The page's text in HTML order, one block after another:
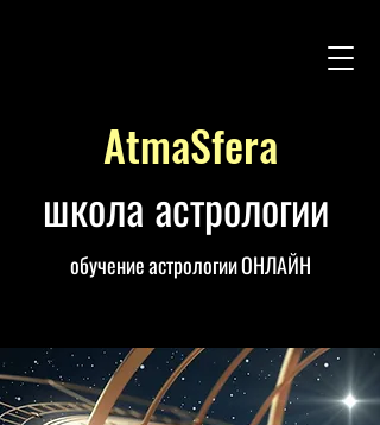
AtmaSfera
школа астрологии
обучение астрологии ОНЛАЙН